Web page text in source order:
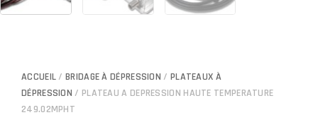
ACCUEIL /BRIDAGE À DÉPRESSION / PLATEAUX À
DÉPRESSION / PLATEAU A DEPRESSION HAUTE TEMPERATURE
249.02MPHT